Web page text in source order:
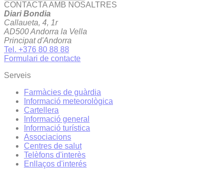
CONTACTA AMB NOSALTRES
Diari Bondia
Callaueta, 4, 1r
AD500 Andorra la Vella
Principat d'Andorra
Tel. +376 80 88 88
Formulari de contacte
Serveis
Farmàcies de guàrdia
Informació meteorològica
Cartellera
Informació general
Informació turística
Associacions
Centres de salut
Telèfons d'interès
Enllaços d'interés